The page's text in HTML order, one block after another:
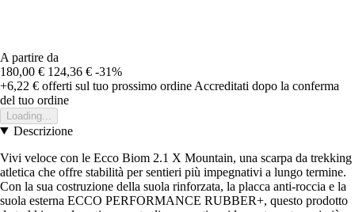
A partire da
180,00 € 124,36 € -31%
+6,22 € offerti sul tuo prossimo ordine Accreditati dopo la conferma
del tuo ordine
Loading...
Descrizione
Vivi veloce con le Ecco Biom 2.1 X Mountain, una scarpa da trekking
atletica che offre stabilità per sentieri più impegnativi a lungo termine.
Con la sua costruzione della suola rinforzata, la placca anti-roccia e la
suola esterna ECCO PERFORMANCE RUBBER+, questo prodotto